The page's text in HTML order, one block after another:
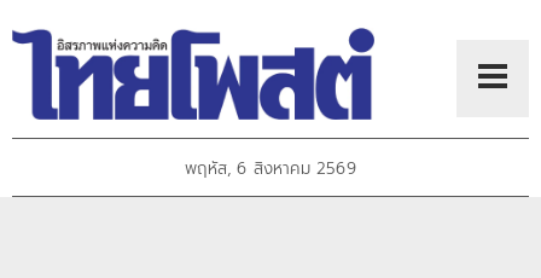
พฤหัส, 6 สิงหาคม 2569